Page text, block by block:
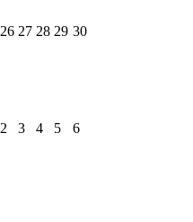
26 27 28 29 30
2 3 4 5 6